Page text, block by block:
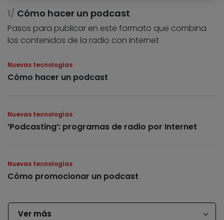
Cómo hacer un podcast
Pasos para publicar en este formato que combina
los contenidos de la radio con Internet
Nuevas tecnologías
Cómo hacer un podcast
Nuevas tecnologías
‘Podcasting’: programas de radio por Internet
Nuevas tecnologías
Cómo promocionar un podcast
Ver más